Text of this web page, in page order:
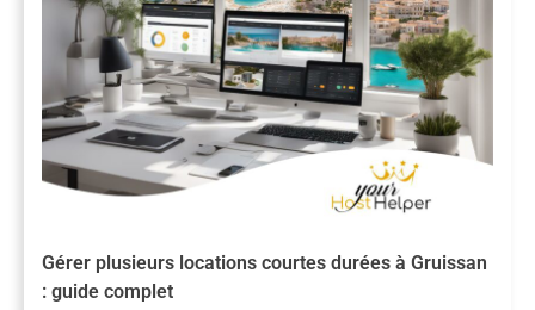
Gérer plusieurs locations courtes durées à Gruissan
: guide complet